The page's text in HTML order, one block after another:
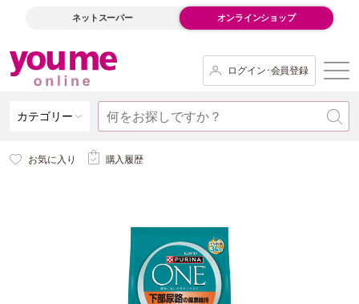
ネットスーパー オンラインショップ
ログイン･会員登録
カテゴリー
お気に入り 購入履歴